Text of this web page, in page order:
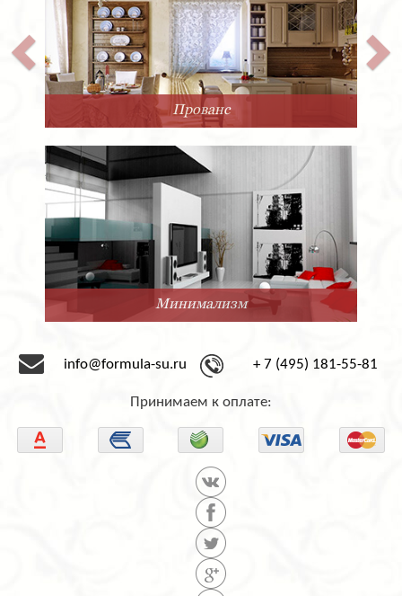
Прованс
Минимализм
info@formula-su.ru + 7 (495) 181-55-81
Принимаем к оплате: